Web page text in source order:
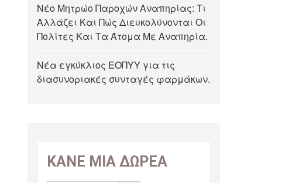
Νέο Μητρώο Παροχών Αναπηρίας: Τι
Αλλάζει Και Πώς Διευκολύνονται Οι
Πολίτες Και Τα Άτομα Με Αναπηρία.
Νέα εγκύκλιος ΕΟΠΥΥ για τις
διασυνοριακές συνταγές φαρμάκων.
ΚΑΝΕ ΜΙΑ ΔΩΡΕΑ